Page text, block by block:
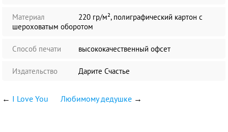
Материал
220 гр/м², полиграфический картон с
шероховатым оборотом
Способ печати высококачественный офсет
Издательство Дарите Счастье
← I Love You Любимому дедушке →